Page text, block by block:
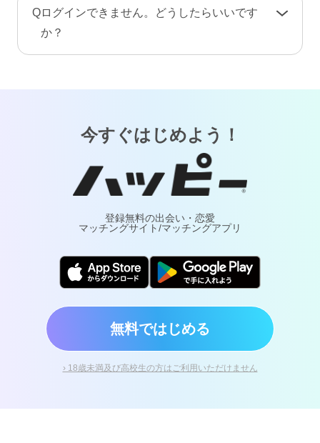
画・メッセージ・ポイント（コイン）などのア
カウント情報はすべて削除されます。復旧や返
金はできませんのでご注意ください。
ービスでは24時間365日体制で有人による監視・
通報対応・年齢確認を行っております。
Qログインできません。どうしたらいいです
か？
今すぐはじめよう！
登録無料の出会い・恋愛
マッチングサイト/マッチングアプリ
無料ではじめる
› 18歳未満及び高校生の方はご利用いただけません